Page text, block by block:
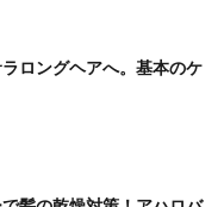
ロングヘアへ。基本のケ